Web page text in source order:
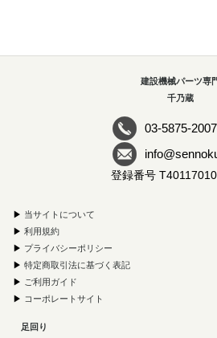
建設機械パーツ専
千乃蔵
03-5875-2007
登録番号
▶ 当サイトについて
▶ 利用規約
▶ プライバシーポリシー
▶ 特定商取引法に基づく表記
▶ ご利用ガイド
▶ コーポレートサイト
足回り